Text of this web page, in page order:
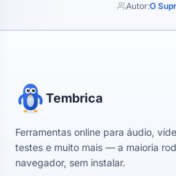
Autor:O
Tembrica
Ferramentas online para áudio,
testes e muito mais — a maioria
navegador, sem instalar.